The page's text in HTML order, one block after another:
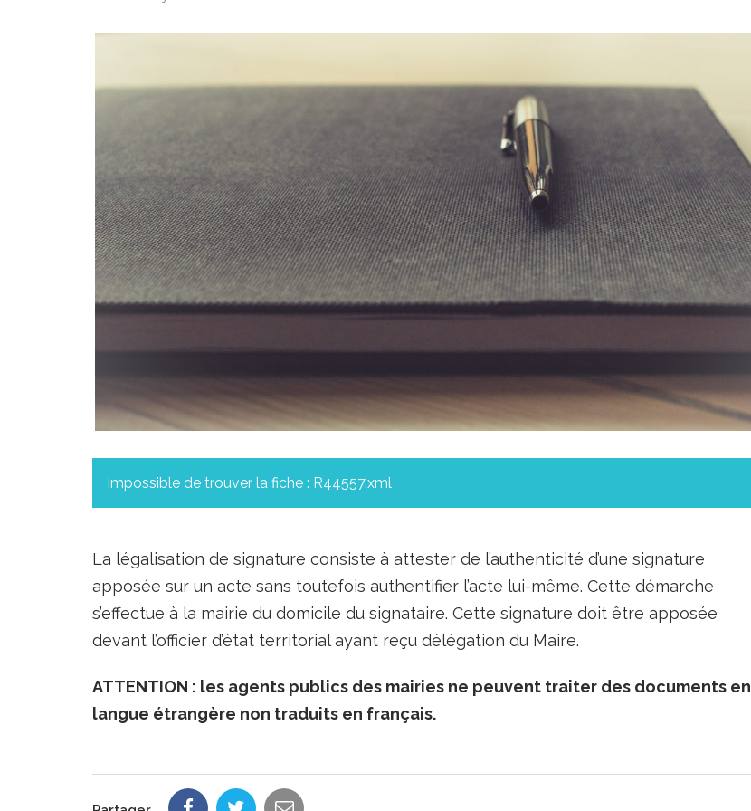
Impossible de trouver la fiche : R44557.xml
La légalisation de signature consiste à attester de l’authenticité d’une signature
apposée sur un acte sans toutefois authentifier l’acte lui-même. Cette démarche
s’effectue à la mairie du domicile du signataire. Cette signature doit être apposée
devant l’officier d’état territorial ayant reçu délégation du Maire.
ATTENTION : les agents publics des mairies ne peuvent traiter des documents en
langue étrangère non traduits en français.